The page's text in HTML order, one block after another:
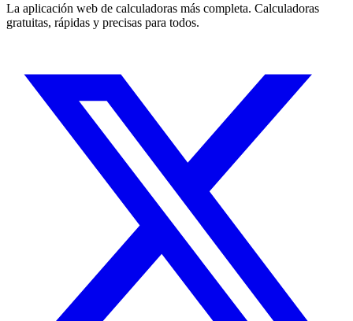
La aplicación web de calculadoras más completa. Calculadoras
gratuitas, rápidas y precisas para todos.